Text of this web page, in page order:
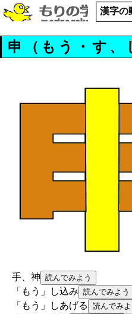
漢字の
申（もう・す、
手、神
「もう」し込み
「もう」しあげる